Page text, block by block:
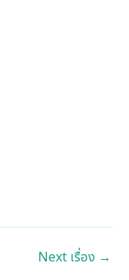
Next เรื่อง →